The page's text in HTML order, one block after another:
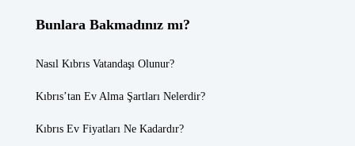
Bunlara Bakmadınız mı?
Nasıl Kıbrıs Vatandaşı Olunur?
Kıbrıs’tan Ev Alma Şartları Nelerdir?
Kıbrıs Ev Fiyatları Ne Kadardır?